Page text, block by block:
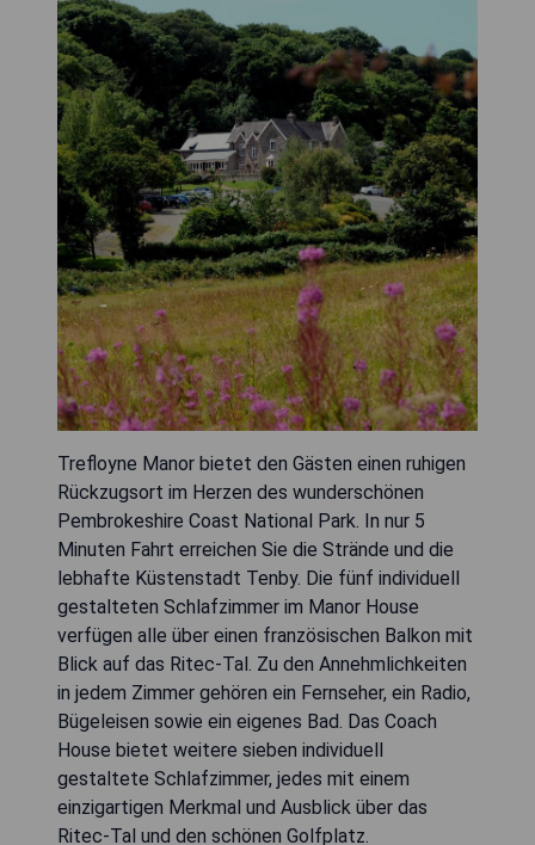
Trefloyne Manor bietet den Gästen einen ruhigen
Rückzugsort im Herzen des wunderschönen
Pembrokeshire Coast National Park. In nur 5
Minuten Fahrt erreichen Sie die Strände und die
lebhafte Küstenstadt Tenby. Die fünf individuell
gestalteten Schlafzimmer im Manor House
verfügen alle über einen französischen Balkon mit
Blick auf das Ritec-Tal. Zu den Annehmlichkeiten
in jedem Zimmer gehören ein Fernseher, ein Radio,
Bügeleisen sowie ein eigenes Bad. Das Coach
House bietet weitere sieben individuell
gestaltete Schlafzimmer, jedes mit einem
einzigartigen Merkmal und Ausblick über das
Ritec-Tal und den schönen Golfplatz.